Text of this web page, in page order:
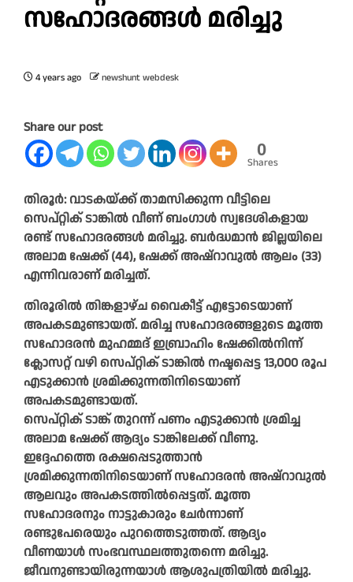
സഹോദരങ്ങള്‍ മരിച്ചു
4 years ago newshunt webdesk
Share our post
0
Shares
തിരൂർ: വാടകയ്ക്ക് താമസിക്കുന്ന വീട്ടിലെ
സെപ്റ്റിക് ടാങ്കില്‍ വീണ് ബംഗാള്‍ സ്വദേശികളായ
രണ്ട് സഹോദരങ്ങള്‍ മരിച്ചു. ബര്‍ദ്ധമാന്‍ ജില്ലയിലെ
അലാമ ഷേക്ക് (44), ഷേക്ക് അഷ്റാവുല്‍ ആലം (33)
എന്നിവരാണ് മരിച്ചത്.
തിരൂരില്‍ തിങ്കളാഴ്ച വൈകീട്ട് എട്ടോടെയാണ്
അപകടമുണ്ടായത്. മരിച്ച സഹോദരങ്ങളുടെ മൂത്ത
സഹോദരന്‍ മുഹമ്മദ് ഇബ്രാഹിം ഷേക്കില്‍നിന്ന്
ക്ലോസറ്റ് വഴി സെപ്റ്റിക് ടാങ്കില്‍ നഷ്ടപ്പെട്ട 13,000 രൂപ
എടുക്കാന്‍ ശ്രമിക്കുന്നതിനിടെയാണ്
അപകടമുണ്ടായത്.
സെപ്റ്റിക് ടാങ്ക് തുറന്ന് പണം എടുക്കാന്‍ ശ്രമിച്ച
അലാമ ഷേക്ക് ആദ്യം ടാങ്കിലേക്ക് വീണു.
ഇദ്ദേഹത്തെ രക്ഷപ്പെടുത്താന്‍
ശ്രമിക്കുന്നതിനിടെയാണ് സഹോദരന്‍ അഷ്‌റാവുല്‍
ആലവും അപകടത്തില്‍പ്പെട്ടത്. മൂത്ത
സഹോദരനും നാട്ടുകാരും ചേര്‍ന്നാണ്
രണ്ടുപേരെയും പുറത്തെടുത്തത്. ആദ്യം
വീണയാള്‍ സംഭവസ്ഥലത്തുതന്നെ മരിച്ചു.
ജീവനുണ്ടായിരുന്നയാള്‍ ആശുപത്രിയില്‍ മരിച്ചു.